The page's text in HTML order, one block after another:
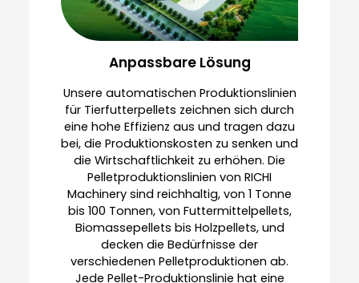
Anpassbare Lösung
Unsere automatischen Produktionslinien
für Tierfutterpellets zeichnen sich durch
eine hohe Effizienz aus und tragen dazu
bei, die Produktionskosten zu senken und
die Wirtschaftlichkeit zu erhöhen. Die
Pelletproduktionslinien von RICHI
Machinery sind reichhaltig, von 1 Tonne
bis 100 Tonnen, von Futtermittelpellets,
Biomassepellets bis Holzpellets, und
decken die Bedürfnisse der
verschiedenen Pelletproduktionen ab.
Jede Pellet-Produktionslinie hat eine